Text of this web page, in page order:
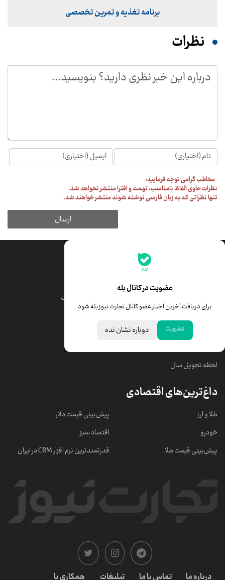
عضویت در کانال بله
برای دریافت آخرین اخبار عضو کانال تجارت نیوز بله شود
عضویت دوباره نشان نده
جدیدترین قیمت‌ها
قیمت درهم امارات
خبرهای مهم
لحظه تحویل سال
داغ‌ترین‌های اقتصادی
طلا و ارز
خودرو
پیش‌بینی قیمت طلا
پیش‌بینی قیمت دلار
اقتصاد سبز
قدرتمندترین نرم‌ افزار CRM در ایران
درباره ما تماس با ما تبلیغات همکاری با